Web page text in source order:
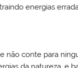
energias
não conte para